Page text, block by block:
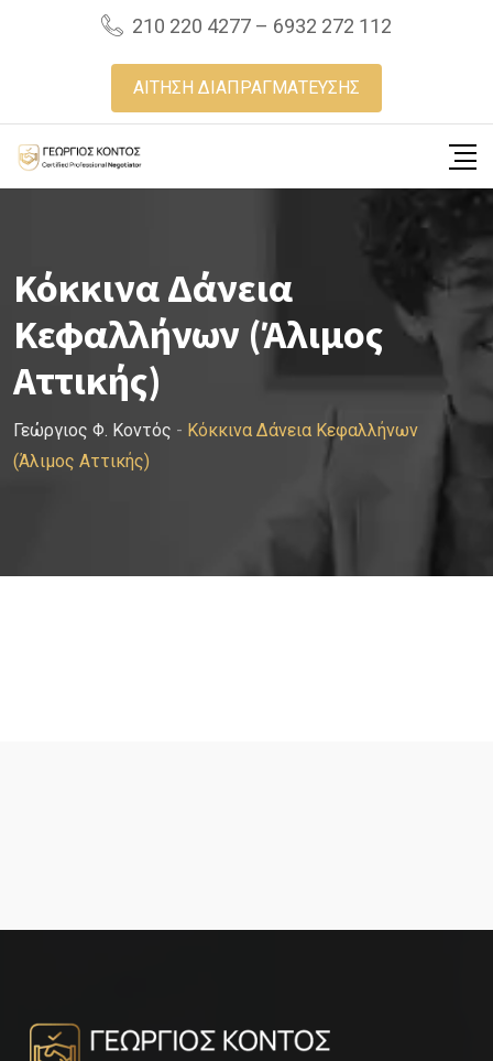
210 220 4277 – 6932 272 112
ΑΙΤΗΣΗ ΔΙΑΠΡΑΓΜΑΤΕΥΣΗΣ
Κόκκινα Δάνεια
Κεφαλλήνων (Άλιμος
Αττικής)
Γεώργιος Φ. Κοντός - Κόκκινα Δάνεια Κεφαλλήνων
(Άλιμος Αττικής)